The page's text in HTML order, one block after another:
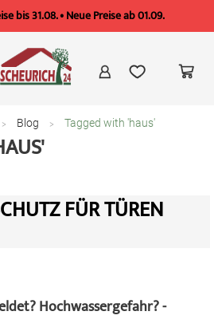
bis 31.08. • Neue Preise ab 01.09.
Blog Tagged with 'haus'
FÜR TÜREN
Hochwassergefahr? -